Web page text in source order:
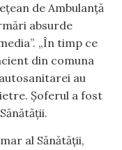
de Ambulanță
absurde
„În timp ce
din comuna
au
Șoferul a fost
al Sănătății,